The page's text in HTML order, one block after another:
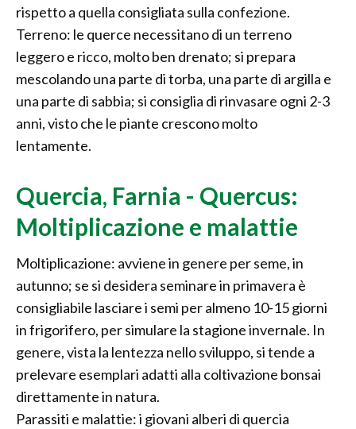
rispetto a quella consigliata sulla confezione.
Terreno: le querce necessitano di un terreno
leggero e ricco, molto ben drenato; si prepara
mescolando una parte di torba, una parte di argilla e
una parte di sabbia; si consiglia di rinvasare ogni 2-3
anni, visto che le piante crescono molto
lentamente.
Quercia, Farnia - Quercus:
Moltiplicazione e malattie
Moltiplicazione: avviene in genere per seme, in
autunno; se si desidera seminare in primavera è
consigliabile lasciare i semi per almeno 10-15 giorni
in frigorifero, per simulare la stagione invernale. In
genere, vista la lentezza nello sviluppo, si tende a
prelevare esemplari adatti alla coltivazione bonsai
direttamente in natura.
Parassiti e malattie: i giovani alberi di quercia